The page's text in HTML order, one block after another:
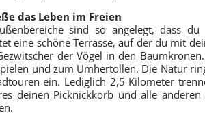
das Leben im Freien
sind so angelegt, dass
eine schöne Terrasse, auf der du mit
der Vögel in den
und zum Umhertollen. Die Natur
ein. Lediglich 2,5 Kilometer
deinen Picknickkorb und alle